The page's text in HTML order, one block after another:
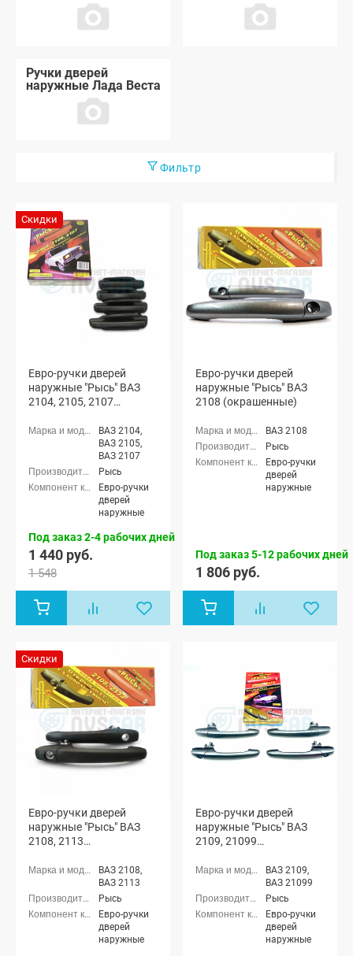
Ручки дверей
наружные Лада Веста
Фильтр
Скидки
Евро-ручки дверей
наружные "Рысь" ВАЗ
2104, 2105, 2107
ВАЗ 2104,
ВАЗ 2105,
ВАЗ 2107
Рысь
Евро-ручки
дверей
наружные
Под заказ 2-4 рабочих дней
1 440 руб.
1 548
Евро-ручки дверей
наружные "Рысь" ВАЗ
2108 (окрашенные)
ВАЗ 2108
Рысь
Евро-ручки
дверей
наружные
Под заказ 5-12 рабочих дней
1 806 руб.
Скидки
Евро-ручки дверей
наружные "Рысь" ВАЗ
2108, 2113
ВАЗ 2108,
ВАЗ 2113
Рысь
Евро-ручки
дверей
наружные
Евро-ручки дверей
наружные "Рысь" ВАЗ
2109, 21099
ВАЗ 2109,
ВАЗ 21099
Рысь
Евро-ручки
дверей
наружные